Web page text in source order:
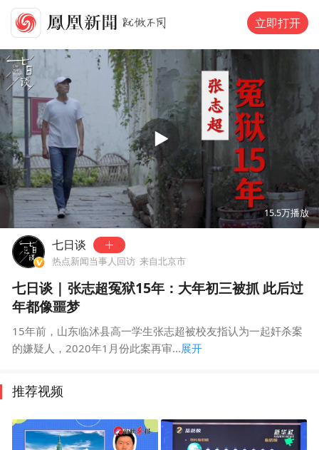
立即打开
00:00 18:13
15.5万播放
七日谈
热点新闻当事人回访 来自北京市
七日谈 | 张志超冤狱15年：大年初三被抓 此后过
年都像噩梦
15年前，山东临沭县高一学生张志超被校友指认为一起奸杀案
的嫌疑人，2020年1月份此案再审...展开
推荐视频